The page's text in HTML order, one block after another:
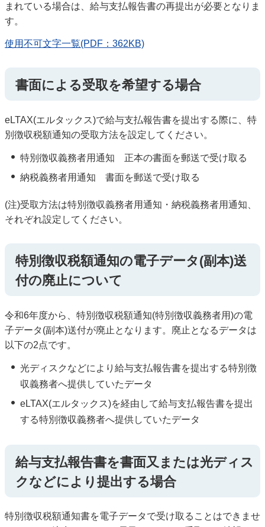
まれている場合は、給与支払報告書の再提出が必要となりま
す。
使用不可文字一覧(PDF：362KB)
書面による受取を希望する場合
eLTAX(エルタックス)で給与支払報告書を提出する際に、特
別徴収税額通知の受取方法を設定してください。
特別徴収義務者用通知 正本の書面を郵送で受け取る
納税義務者用通知 書面を郵送で受け取る
(注)受取方法は特別徴収義務者用通知・納税義務者用通知、
それぞれ設定してください。
特別徴収税額通知の電子データ(副本)送
付の廃止について
令和6年度から、特別徴収税額通知(特別徴収義務者用)の電
子データ(副本)送付が廃止となります。廃止となるデータは
以下の2点です。
光ディスクなどにより給与支払報告書を提出する特別徴
収義務者へ提供していたデータ
eLTAX(エルタックス)を経由して給与支払報告書を提出
する特別徴収義務者へ提供していたデータ
給与支払報告書を書面又または光ディス
クなどにより提出する場合
特別徴収税額通知書を電子データで受け取ることはできませ